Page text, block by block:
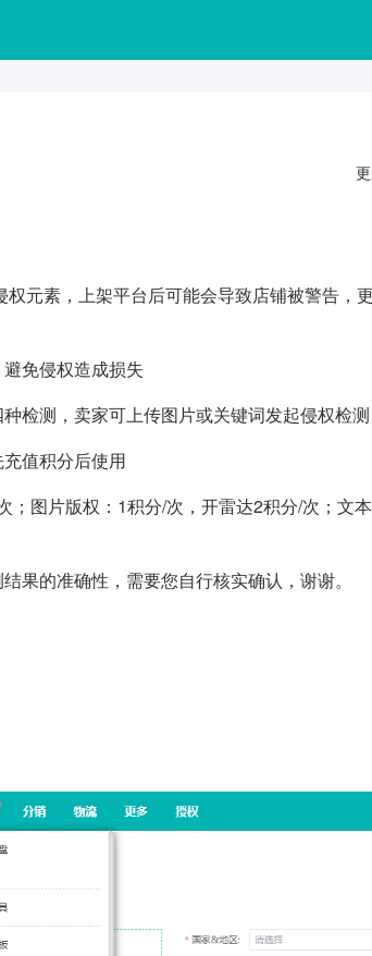
元素，上架平台后可能会导致店铺被警告，
免侵权造成损失
检测，卖家可上传图片或关键词发起侵权检测
值积分后使用
；图片版权：1积分/次，开雷达2积分/次；文
果的准确性，需要您自行核实确认，谢谢。